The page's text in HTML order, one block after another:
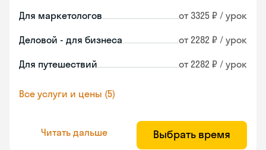
Для маркетологов от 3325 ₽ / урок
Деловой - для бизнеса от 2282 ₽ / урок
Для путешествий от 2282 ₽ / урок
Все услуги и цены (5)
Читать дальше Выбрать время